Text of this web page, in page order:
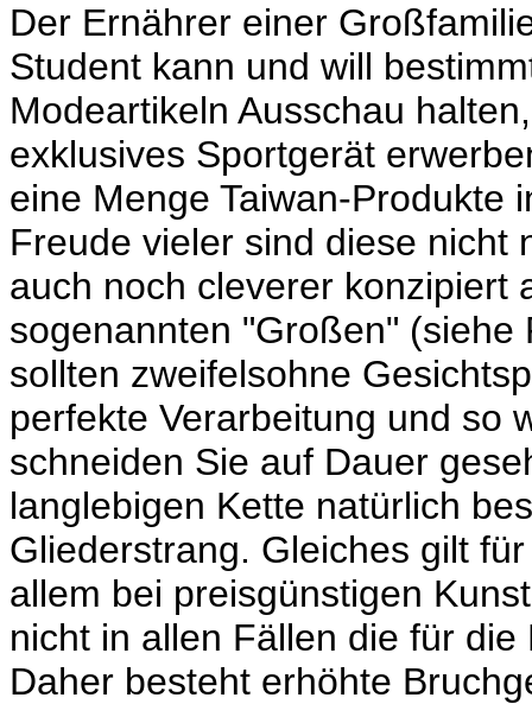
Der Ernährer einer
Student kann und will
Modeartikeln Ausschau
exklusives Sportgerät
eine Menge Taiwan-Produkte
Freude vieler sind diese nicht
auch noch cleverer konzipiert
sogenannten "Großen" (siehe
sollten zweifelsohne
perfekte Verarbeitung und so
schneiden Sie auf Dauer
langlebigen Kette natürlich
Gliederstrang. Gleiches gilt
allem bei preisgünstigen
nicht in allen Fällen die für
Daher besteht erhöhte